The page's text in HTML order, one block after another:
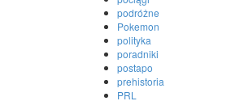
podróżne
Pokemon
polityka
poradniki
postapo
prehistoria
PRL